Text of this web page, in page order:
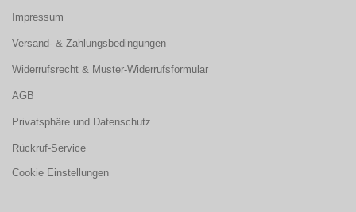
Impressum
Versand- & Zahlungsbedingungen
Widerrufsrecht & Muster-Widerrufsformular
AGB
Privatsphäre und Datenschutz
Rückruf-Service
Cookie Einstellungen